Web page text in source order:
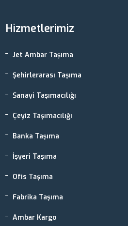
Hizmetlerimiz
Jet Ambar Taşıma
Şehirlerarası Taşıma
Sanayi Taşımacılığı
Çeyiz Taşımacılığı
Banka Taşıma
İşyeri Taşıma
Ofis Taşıma
Fabrika Taşıma
Ambar Kargo